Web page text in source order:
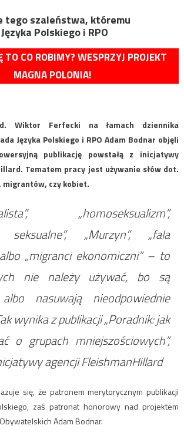
tego szaleństwa, któremu
Polskiego i RPO
TO CO ROBIMY? WESPRZYJ PROJEKT
MAGNA POLONIA!
Wiktor Ferfecki na łamach dziennika
Języka Polskiego i RPO Adam Bodnar objęli
publikację powstałą z inicjatywy
Tematem pracy jest używanie słów dot.
migrantów, czy kobiet.
„homoseksualizm”,
seksualne”, „Murzyn”, „fala
„migranci ekonomiczni” – to
nie należy używać, bo są
nasuwają nieodpowiednie
wynika z publikacji „Poradnik: jak
o grupach mniejszościowych”,
agencji FleishmanHillard
się, że patronem merytorycznym publikacji
zaś patronat honorowy nad projektem
Adam Bodnar.